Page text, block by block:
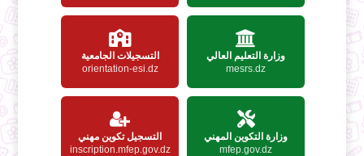
وزارة التعليم العالي
mesrs.dz
التسجيلات الجامعية
orientation-esi.dz
وزارة التكوين المهني
mfep.gov.dz
التسجيل تكوين مهني
inscription.mfep.gov.dz